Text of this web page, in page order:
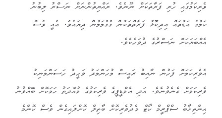
ވެރިކަމުގައި ހުރި ފަރާތަކަށް ނޫނެވެ. ރައްޔިތުންނަށް ނަސްރު ލިބުނު
ކަމުގެ އަޑުތައް އިދިކޮޅު ފަރާތްތަކުން ގުގުމަމުން ދިޔައެވެ. އެއީ ވެސް
އެއްބަޔަކަށް ނަސްރުގެ ދުވަހެކެވެ.
އެވެރިކަމަށް ފަހުން ނާއިބު ރައީސް މުހަންމަދު ވަޙީދު ހަސަންމަނިކު
ވެރިކަމަށް ގެނެވުނެވެ. އަދި އެމްޑީޕީގެ ވެރިކަމުގެ މުއްދަތު ހަމަކޮށް ބޭއްވުނު
އިންތިޚާބު ސްޕްރީމް ކޯޓް މެދުވެރިކޮށް ބާތިލް ކޮށްލައިގެން ވެސް ކޮންމެ